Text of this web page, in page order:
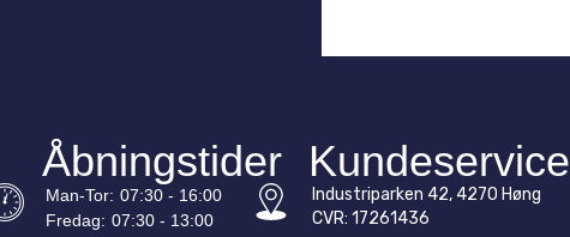
Åbningstider
Man-Tor: 07:30 - 16:00
Fredag: 07:30 - 13:00
Kundeservice
Industriparken 42, 4270 Høng
CVR: 17261436